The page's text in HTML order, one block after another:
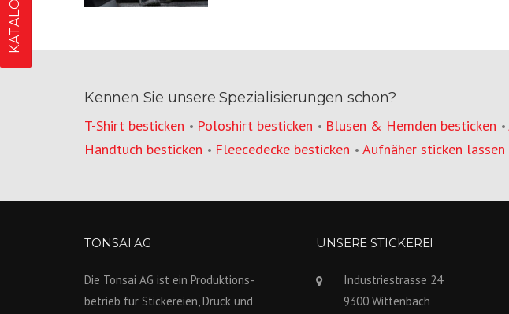
KATALOGE
Kennen Sie unsere Spezialisierungen schon?
T-Shirt besticken • Poloshirt besticken • Blusen & Hemden besticken •
Handtuch besticken • Fleecedecke besticken • Aufnäher sticken lassen
TONSAI AG
Die Tonsai AG ist ein Produktions­
betrieb für Stickereien, Druck und
UNSERE STICKEREI
Industriestrasse 24
9300 Wittenbach